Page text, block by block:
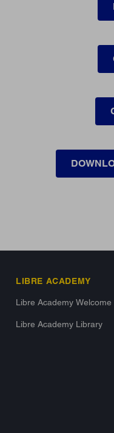
LIBRE ACADEMY
Libre Academy Welcome
Libre Academy Library